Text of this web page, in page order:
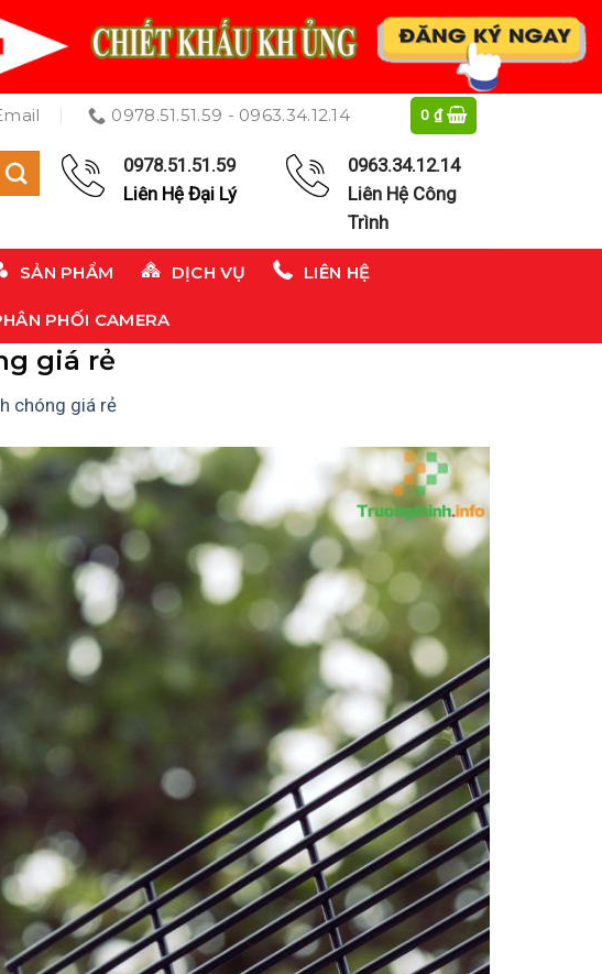
0978.51.51.59 - 0963.34.12.14 0₫
0978.51.51.59
Liên Hệ Đại Lý
0963.34.12.14
Liên Hệ Công
Trình
SẢN PHẨM DỊCH VỤ LIÊN HỆ
PHỐI CAMERA
giá rẻ
chóng giá rẻ